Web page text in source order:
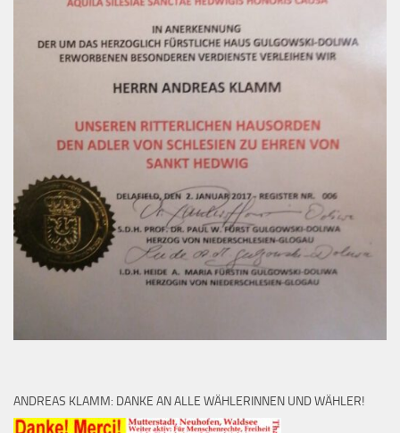
ANDREAS KLAMM: DANKE AN ALLE WÄHLERINNEN UND WÄHLER!